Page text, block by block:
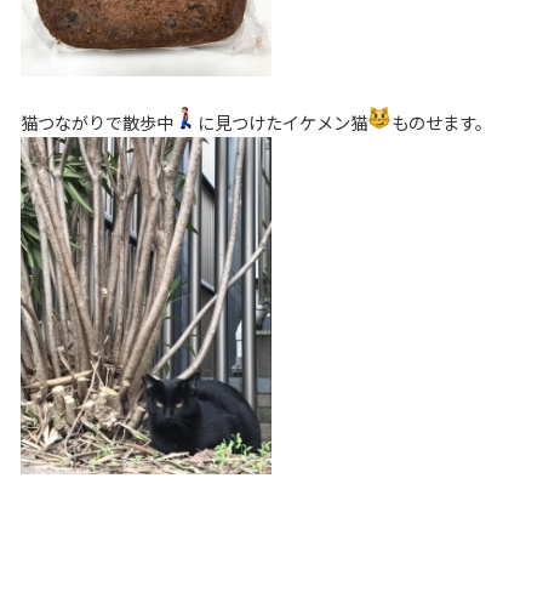
猫つながりで散歩中 に見つけたイケメン猫 ものせます。